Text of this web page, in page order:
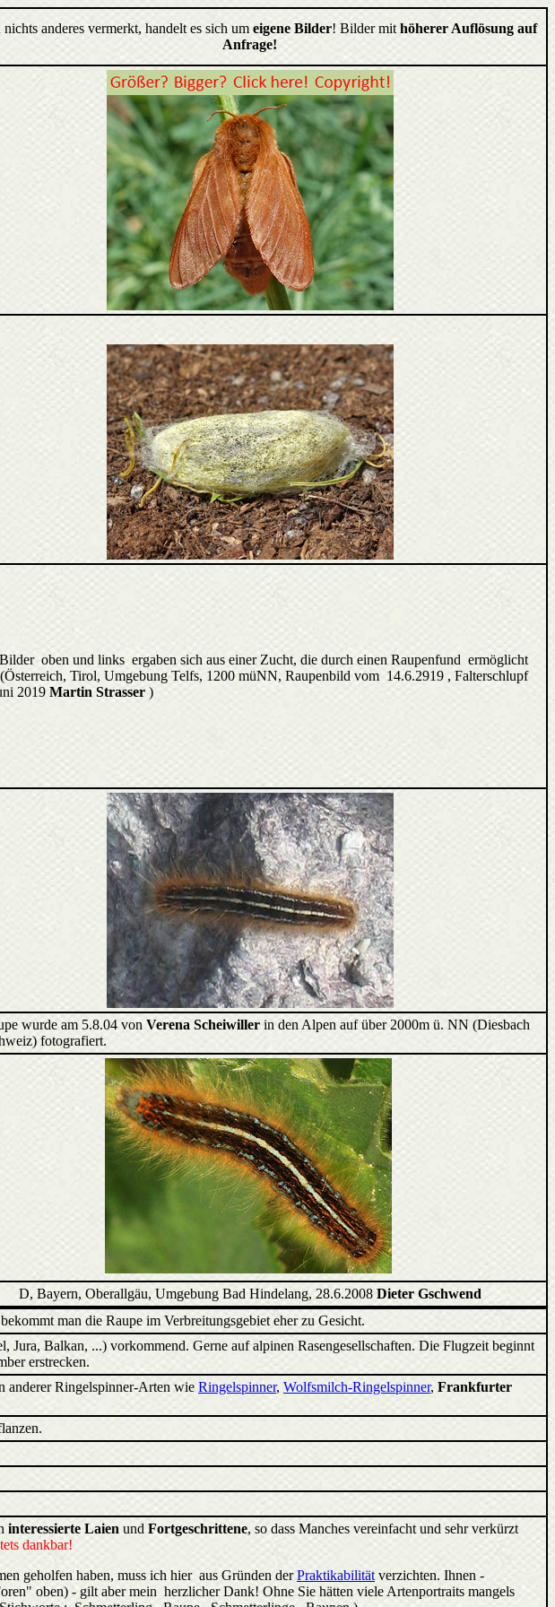
nichts anderes vermerkt, handelt es sich um eigene Bilder! Bilder mit höherer Auflösung auf
Anfrage!
oben und links ergaben sich aus einer Zucht, die durch einen Raupenfund ermöglicht
Tirol, Umgebung Telfs, 1200 müNN, Raupenbild vom 14.6.2919 , Falterschlupf
2019 Martin Strasser )
wurde am 5.8.04 von Verena Scheiwiller in den Alpen auf über 2000m ü. NN (Diesbach
fotografiert.
D, Bayern, Oberallgäu, Umgebung Bad Hindelang, 28.6.2008 Dieter Gschwend
man die Raupe im Verbreitungsgebiet eher zu Gesicht.
Jura, Balkan, ...) vorkommend. Gerne auf alpinen Rasengesellschaften. Die Flugzeit beginnt
erstrecken.
anderer Ringelspinner-Arten wie Ringelspinner, Wolfsmilch-Ringelspinner, Frankfurter
interessierte Laien und Fortgeschrittene, so dass Manches vereinfacht und sehr verkürzt
dankbar!
geholfen haben, muss ich hier aus Gründen derPraktikabilität verzichten. Ihnen -
oben) - gilt aber mein herzlicher Dank! Ohne Sie hätten viele Artenportraits mangels